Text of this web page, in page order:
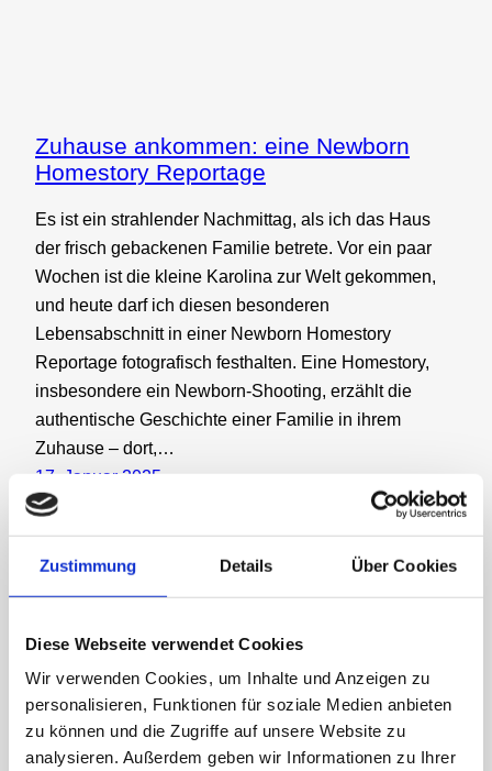
Zustimmung Details Über Cookies
Diese Webseite verwendet Cookies
Wir verwenden Cookies, um Inhalte und Anzeigen zu
personalisieren, Funktionen für soziale Medien anbieten
zu können und die Zugriffe auf unsere Website zu
analysieren. Außerdem geben wir Informationen zu Ihrer
Zuhause ankommen: eine Newborn
Homestory Reportage
Es ist ein strahlender Nachmittag, als ich das Haus
der frisch gebackenen Familie betrete. Vor ein paar
Wochen ist die kleine Karolina zur Welt gekommen,
und heute darf ich diesen besonderen
Lebensabschnitt in einer Newborn Homestory
Reportage fotografisch festhalten. Eine Homestory,
insbesondere ein Newborn-Shooting, erzählt die
authentische Geschichte einer Familie in ihrem
Zuhause – dort,…
17. Januar 2025